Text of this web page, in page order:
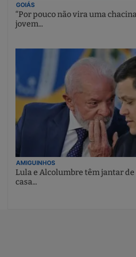
GOIÁS
“Por pouco não vira uma
jovem...
AMIGUINHOS
Lula e Alcolumbre têm jantar de
casa...